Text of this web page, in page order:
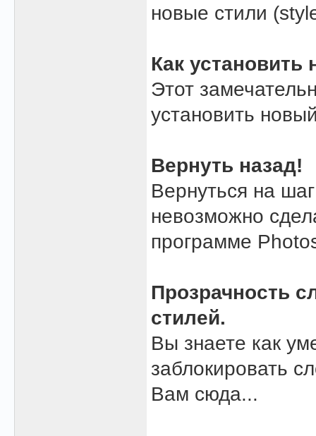
новые стили
Как
Этот
установить
Вернуть назад!
Вернуться на
невозможно
программе
Прозрачность
стилей.
Вы знаете как
заблокировать
Вам сюда...